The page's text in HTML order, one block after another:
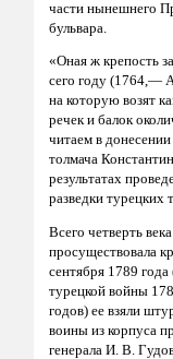
части нынешнего
бульвара.
«Оная ж крепость
сего году (1764,—
на которую возят
речек и балок
читаем в донесении
толмача
результатах
разведки турецких
Всего четверть века
просуществовала
сентября 1789 года
турецкой войны
годов) ее взяли
воины из корпуса
генерала И. В.